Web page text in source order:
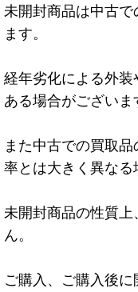
未開封商品は中古
ます。
経年劣化による外
ある場合がございま
また中古での買取
率とは大きく異なる
未開封商品の性質
ん。
ご購入、ご購入後